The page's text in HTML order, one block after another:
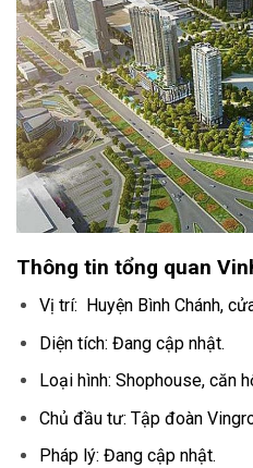
Thông tin tổng quan
Vị trí: Huyện Bình Chánh,
Diện tích: Đang cập nhật.
Loại hình: Shophouse, căn
Chủ đầu tư: Tập đoàn
Pháp lý: Đang cập nhật.